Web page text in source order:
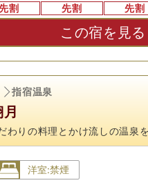
割 先割 先割
この宿を見る
指宿温泉
わりの料理とかけ流しの温泉
洋室:禁煙